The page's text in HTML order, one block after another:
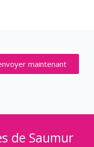
maintenant
de Saumur